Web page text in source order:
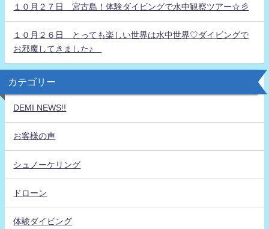
１０月２７日 宮古島！体験ダイビングで水中観察ツアー☆彡
１０月２６日 とっても楽しい世界は水中世界♡ダイビングで
お邪魔してきました♪
カテゴリー
DEMI NEWS!!
お客様の声
シュノーケリング
ドローン
体験ダイビング